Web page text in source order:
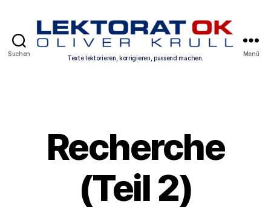
Suchen
Texte
Texte lektorieren, korrigieren, passend machen.
Menü
Recherche
(Teil 2)